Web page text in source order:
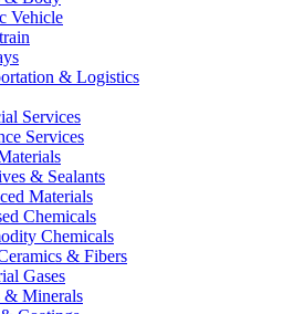
Vehicle
& Logistics
Services
Services
& Sealants
Materials
Chemicals
Chemicals
& Fibers
Gases
& Minerals